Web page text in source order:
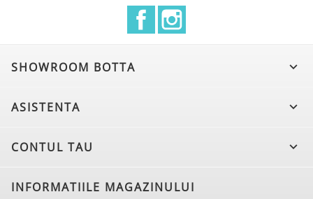
Facebook
SHOWROOM BOTTA 
ASISTENTA 
CONTUL TAU 
INFORMATIILE MAGAZINULUI